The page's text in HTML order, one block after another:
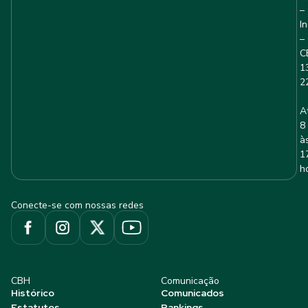
–
–
8
Conecte-se com nossas redes
CBH
Histórico
Comunicação
Comunicados